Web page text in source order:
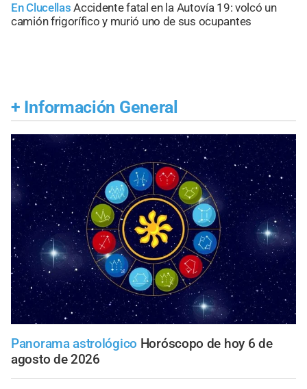
En Clucellas Accidente fatal en la Autovía 19: volcó un
camión frigorífico y murió uno de sus ocupantes
+ Información General
Panorama astrológico Horóscopo de hoy 6 de
agosto de 2026